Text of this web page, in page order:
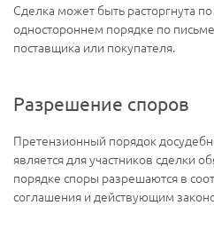
Сделка может быть расторгнута
одностороннем порядке по
поставщика или покупателя.
Разрешение споров
Претензионный порядок
является для участников сделки
порядке споры разрешаются в
соглашения и действующим